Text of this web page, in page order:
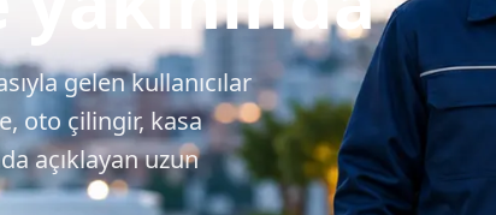
gelen kullanıcılar
oto çilingir, kasa
açıklayan uzun